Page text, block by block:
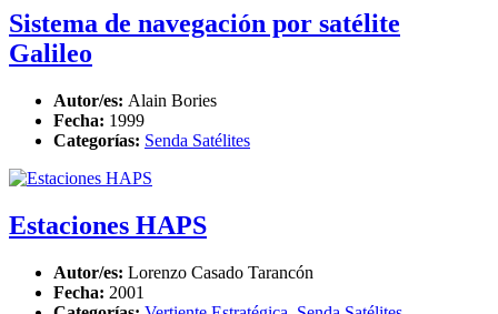
Sistema de navegación por satélite
Galileo
Autor/es: Alain Bories
Fecha: 1999
Categorías: Senda Satélites
Estaciones HAPS
Autor/es: Lorenzo Casado Tarancón
Fecha: 2001